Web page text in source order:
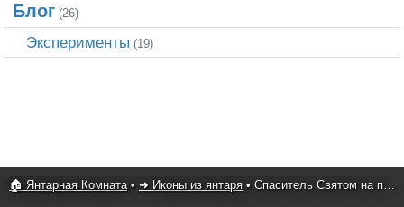
Блог (26)
Эксперименты (19)
🏠 Янтарная Комната• ➜ Иконы из янтаря • Спаситель Святом на престоле